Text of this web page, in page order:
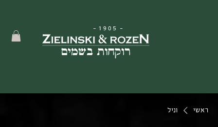
- 1905 -
ראשי וניל